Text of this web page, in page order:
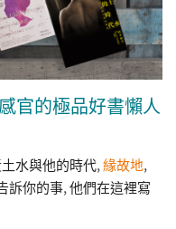
官的極品好書懶人
水與他的時代,緣故地,
訴你的事,他們在這裡寫